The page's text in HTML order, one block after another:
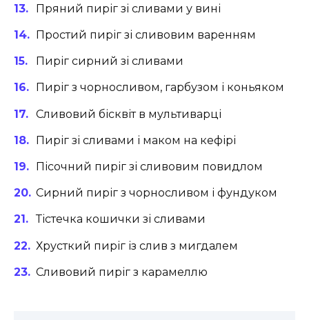
Пряний пиріг зі сливами у вині
Простий пиріг зі сливовим варенням
Пиріг сирний зі сливами
Пиріг з чорносливом, гарбузом і коньяком
Сливовий бісквіт в мультиварці
Пиріг зі сливами і маком на кефірі
Пісочний пиріг зі сливовим повидлом
Сирний пиріг з чорносливом і фундуком
Тістечка кошички зі сливами
Хрусткий пиріг із слив з мигдалем
Сливовий пиріг з карамеллю